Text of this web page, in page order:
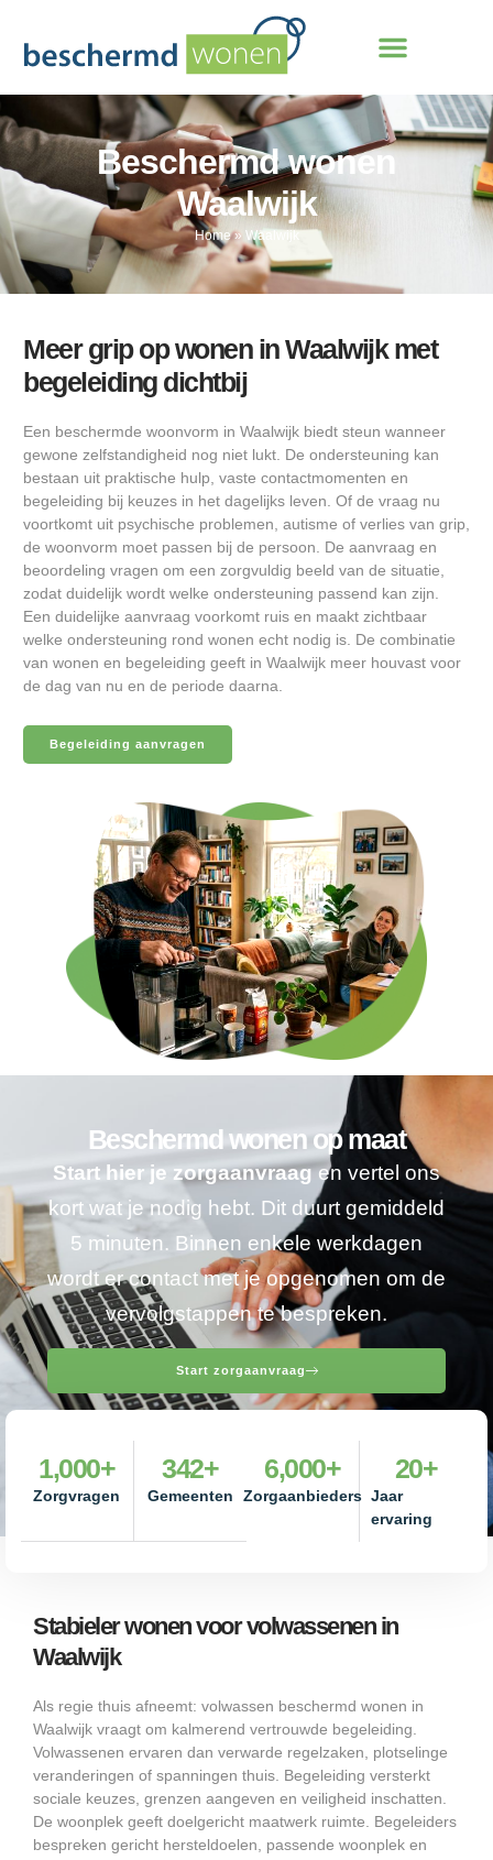
Beschermd wonen
Waalwijk
Home» Waalwijk
Meer grip op wonen in Waalwijk met
begeleiding dichtbij
Een beschermde woonvorm in Waalwijk biedt steun wanneer
gewone zelfstandigheid nog niet lukt. De ondersteuning kan
bestaan uit praktische hulp, vaste contactmomenten en
begeleiding bij keuzes in het dagelijks leven. Of de vraag nu
voortkomt uit psychische problemen, autisme of verlies van grip,
de woonvorm moet passen bij de persoon. De aanvraag en
beoordeling vragen om een zorgvuldig beeld van de situatie,
zodat duidelijk wordt welke ondersteuning passend kan zijn.
Een duidelijke aanvraag voorkomt ruis en maakt zichtbaar
welke ondersteuning rond wonen echt nodig is. De combinatie
van wonen en begeleiding geeft in Waalwijk meer houvast voor
de dag van nu en de periode daarna.
Begeleiding aanvragen
Beschermd wonen op maat
Start hier je zorgaanvraagen vertel ons
kort wat je nodig hebt. Dit duurt gemiddeld
5 minuten. Binnen enkele werkdagen
wordt er contact met je opgenomen om de
vervolgstappen te bespreken.
Start zorgaanvraag
Zorgvragen
1,000+
Gemeenten
342+
Zorgaanbieders
6,000+
Jaar
ervaring
20+
Stabieler wonen voor volwassenen in
Waalwijk
Als regie thuis afneemt: volwassen beschermd wonen in
Waalwijk vraagt om kalmerend vertrouwde begeleiding.
Volwassenen ervaren dan verwarde regelzaken, plotselinge
veranderingen of spanningen thuis. Begeleiding versterkt
sociale keuzes, grenzen aangeven en veiligheid inschatten.
De woonplek geeft doelgericht maatwerk ruimte. Begeleiders
bespreken gericht hersteldoelen, passende woonplek en